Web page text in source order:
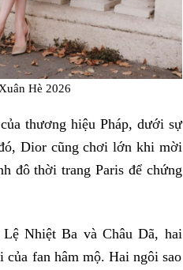
Hè 2026
thương hiệu Pháp, dưới sự
đó, Dior cũng chơi lớn khi mời
đô thời trang Paris để chứng
Nhiệt Ba và Châu Dã, hai
fan hâm mộ. Hai ngôi sao